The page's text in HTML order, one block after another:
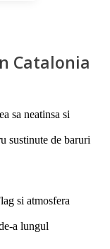
Catalonia
sa neatinsa si
sustinute de baruri
si atmosfera
a lungul